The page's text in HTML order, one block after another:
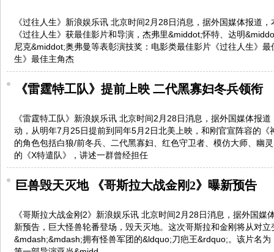
《过往人生》新浪娱乐讯 北京时间2月28日消息，据外国媒体报道
《过往人生》获最佳影片和导演，杰弗里&middot;怀特、达明
尼克&middot;奥弗曼等表彰演技奖：电影类最佳影片《过往人生》
生》最佳主角杰
《雷霆特工队》提前上映 二代黑寡妇冬兵领衔
《雷霆特工队》新浪娱乐讯 北京时间2月28日消息，据外国媒体报
动，从明年7月25日提前到同年5月2日北美上映，和刚官宣阵容的
的角色包括白狼/前冬兵、二代黑寡妇、红色守卫者、模仿大师、幽
的《X特遣队》，讲述一群曾经担任
巨兽毁天灭地 《哥斯拉大战金刚2》曝新预告
《哥斯拉大战金刚2》新浪娱乐讯 北京时间2月28日消息，据外国媒
新预告，巨大怪兽轮番登场，毁天灭地。这次哥斯拉和金刚将从对
&mdash;&mdash;拥有怪兽军团的&ldquo;刀疤王&rdquo;。该片名